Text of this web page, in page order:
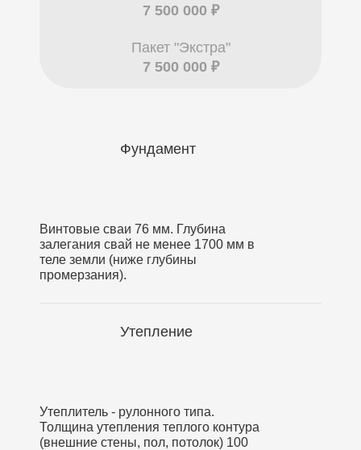
7 500 000 ₽
Пакет "Экстра"
7 500 000 ₽
Фундамент
Винтовые сваи 76 мм. Глубина
залегания свай не менее 1700 мм в
теле земли (ниже глубины
промерзания).
Утепление
Утеплитель - рулонного типа.
Толщина утепления теплого контура
(внешние стены, пол, потолок) 100